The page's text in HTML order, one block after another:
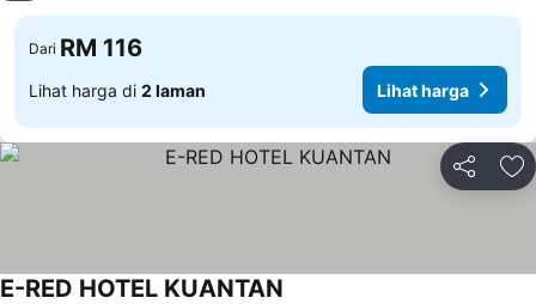
Dari RM 116
Lihat harga di 2 laman Lihat harga
Kongsi
E-RED HOTEL KUANTAN